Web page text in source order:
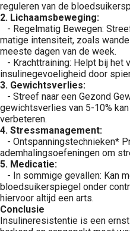
reguleren van de
2. Lichaamsbeweging:
- Regelmatig Bewegen:
matige intensiteit, zoals
meeste dagen van de week.
- Krachttraining: Helpt bij het
insulinegevoeligheid door
3. Gewichtsverlies:
- Streef naar een Gezond
gewichtsverlies van 5-10%
verbeteren.
4. Stressmanagement:
- Ontspanningstechnieken*
ademhalingsoefeningen om
5. Medicatie:
- In sommige gevallen: Kan
bloedsuikerspiegel onder
hiervoor altijd een arts.
Conclusie
Insulineresistentie is een